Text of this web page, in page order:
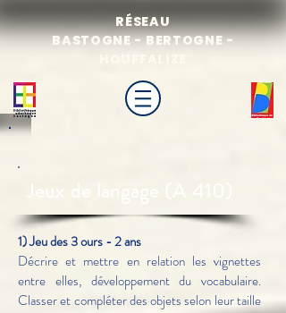
RÉSEAU
BASTOGNE - BERTOGNE -
Jeux de langage (A 410)
1) Jeu des 3 ours - 2 ans
Décrire et mettre en relation les vignettes
entre elles, développement du vocabulaire.
Classer et compléter des objets selon leur taille